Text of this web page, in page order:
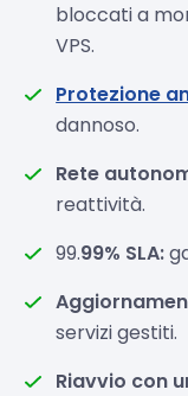
bloccati a
VPS.
Protezione
dannoso.
Rete
reattività.
99.99% SLA:
servizi gestiti.
Riavvio con